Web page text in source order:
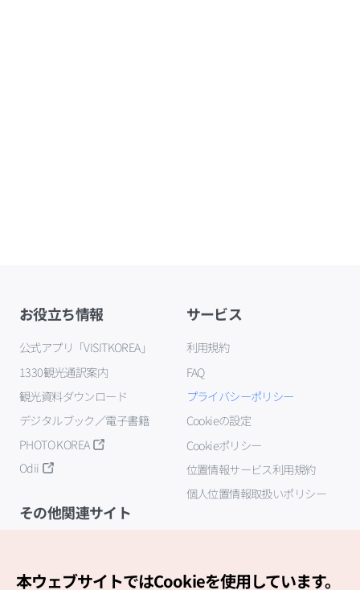
お役立ち情報
公式アプリ「VISITKOREA」
1330観光通訳案内
観光資料ダウンロード
デジタルブック／電子書籍
PHOTO KOREA
Odii
サービス
利用規約
FAQ
プライバシーポリシー
Cookieの設定
Cookieポリシー
位置情報サービス利用規約
個人位置情報取扱いポリシー
その他関連サイト
本ウェブサイトではCookieを使用しています。